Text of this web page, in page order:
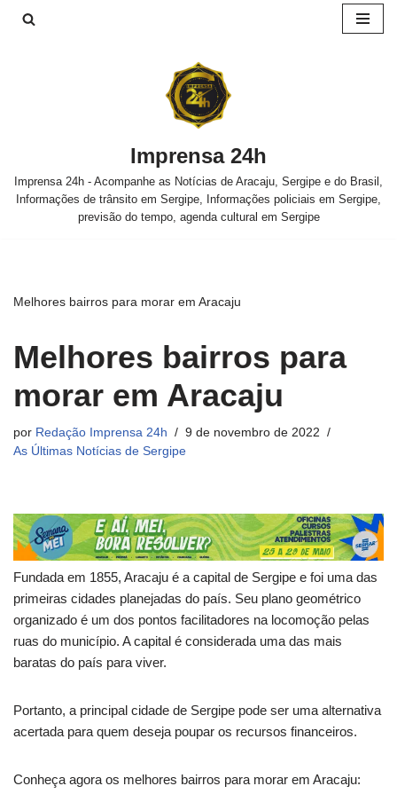
Imprensa 24h
Imprensa 24h - Acompanhe as Notícias de Aracaju, Sergipe e do Brasil,
Informações de trânsito em Sergipe, Informações policiais em Sergipe,
previsão do tempo, agenda cultural em Sergipe
Melhores bairros para morar em Aracaju
Melhores bairros para
morar em Aracaju
por Redação Imprensa 24h
9 de novembro de 2022
As Últimas Notícias de Sergipe
Fundada em 1855, Aracaju é a capital de Sergipe e foi uma das
primeiras cidades planejadas do país. Seu plano geométrico
organizado é um dos pontos facilitadores na locomoção pelas
ruas do município. A capital é considerada uma das mais
baratas do país para viver.
Portanto, a principal cidade de Sergipe pode ser uma alternativa
acertada para quem deseja poupar os recursos financeiros.
Conheça agora os melhores bairros para morar em Aracaju: